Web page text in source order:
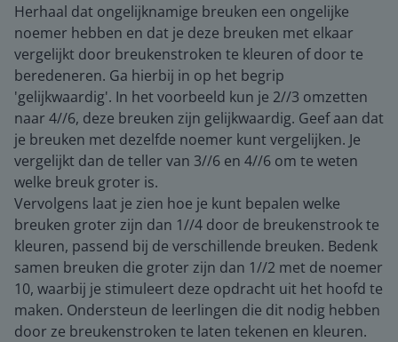
Herhaal dat ongelijknamige breuken een ongelijke
noemer hebben en dat je deze breuken met elkaar
vergelijkt door breukenstroken te kleuren of door te
beredeneren. Ga hierbij in op het begrip
'gelijkwaardig'. In het voorbeeld kun je 2//3 omzetten
naar 4//6, deze breuken zijn gelijkwaardig. Geef aan dat
je breuken met dezelfde noemer kunt vergelijken. Je
vergelijkt dan de teller van 3//6 en 4//6 om te weten
welke breuk groter is.
Vervolgens laat je zien hoe je kunt bepalen welke
breuken groter zijn dan 1//4 door de breukenstrook te
kleuren, passend bij de verschillende breuken. Bedenk
samen breuken die groter zijn dan 1//2 met de noemer
10, waarbij je stimuleert deze opdracht uit het hoofd te
maken. Ondersteun de leerlingen die dit nodig hebben
door ze breukenstroken te laten tekenen en kleuren.